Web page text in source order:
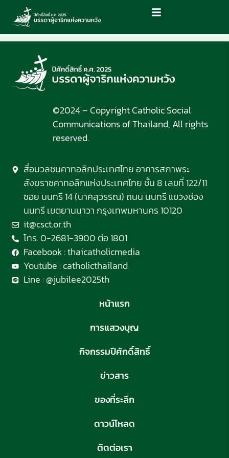
©2024 – Copyright Catholic Social
Communications of Thailand, All rights
reserved.
สื่อมวลชนคาทอลิกประเทศไทย อาคารสภาพระ
สังฆราชคาทอลิกแห่งประเทศไทย ชั้น 8 เลขที่ 122/11
ซอย นนทรี 14 (นาคสุวรรณ) ถนน นนทรี แขวงช่อง
นนทรี เขตยานนาวา กรุงเทพมหานคร 10120
it@csct.or.th
โทร. 0-2681-3900 ต่อ 1801
Facebook : thaicatholicmedia
Youtube : catholicthailand
Line : @jubilee2025th
หน้าแรก
การแสวงบุญ
กิจกรรมปีศักดิ์สิทธิ์
ข่าวสาร
ของที่ระลึก
ดาวน์โหลด
ติดต่อเรา